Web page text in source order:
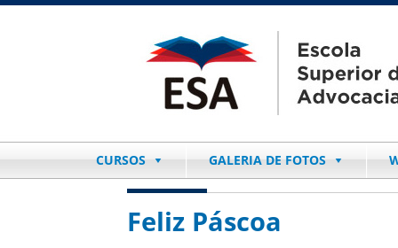
CURSOS GALERIA DE FOTOS
Feliz Páscoa